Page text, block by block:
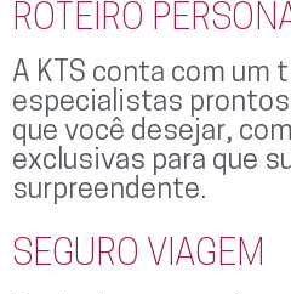
ROTEIRO
A KTS conta com um
especialistas
que você desejar,
exclusivas para que
surpreendente.
SEGURO VIAGEM